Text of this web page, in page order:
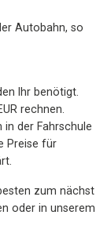
Autobahn, so
Ihr benötigt.
rechnen.
in der Fahrschule
Preise für
zum nächst
oder in unserem